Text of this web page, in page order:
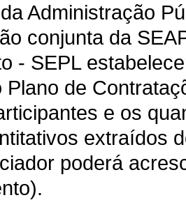
Administração
conjunta da
- SEPL
Plano de
e os
extraídos
poderá